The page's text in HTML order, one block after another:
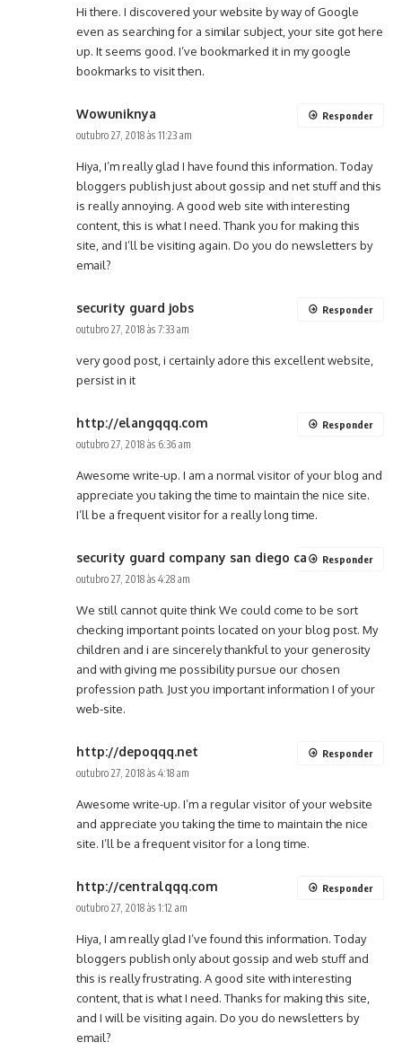
Hi there. I discovered your website by way of Google
even as searching for a similar subject, your site got here
up. It seems good. I’ve bookmarked it in my google
bookmarks to visit then.
Wowuniknya
outubro 27, 2018 às 11:23 am
Hiya, I’m really glad I have found this information. Today
bloggers publish just about gossip and net stuff and this
is really annoying. A good web site with interesting
content, this is what I need. Thank you for making this
site, and I’ll be visiting again. Do you do newsletters by
email?
Responder
security guard jobs
outubro 27, 2018 às 7:33 am
very good post, i certainly adore this excellent website,
persist in it
Responder
http://elangqqq.com
outubro 27, 2018 às 6:36 am
Awesome write-up. I am a normal visitor of your blog and
appreciate you taking the time to maintain the nice site.
I’ll be a frequent visitor for a really long time.
Responder
security guard company san diego ca
outubro 27, 2018 às 4:28 am
We still cannot quite think We could come to be sort
checking important points located on your blog post. My
children and i are sincerely thankful to your generosity
and with giving me possibility pursue our chosen
profession path. Just you important information I of your
web-site.
Responder
http://depoqqq.net
outubro 27, 2018 às 4:18 am
Awesome write-up. I’m a regular visitor of your website
and appreciate you taking the time to maintain the nice
site. I’ll be a frequent visitor for a long time.
Responder
http://centralqqq.com
outubro 27, 2018 às 1:12 am
Hiya, I am really glad I’ve found this information. Today
bloggers publish only about gossip and web stuff and
this is really frustrating. A good site with interesting
content, that is what I need. Thanks for making this site,
and I will be visiting again. Do you do newsletters by
email?
Responder